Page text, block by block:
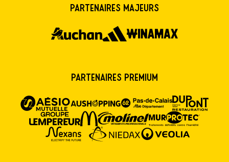
Partenaires majeurs
Partenaires premium